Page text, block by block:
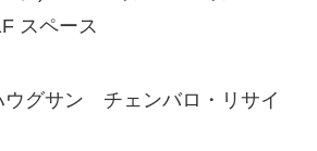
スペース
ウグサン チェンバロ・リサイ